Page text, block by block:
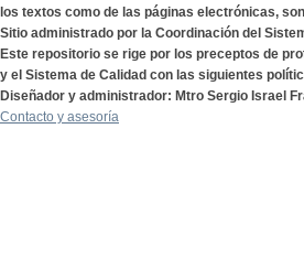
los textos como de las páginas electrónicas,
Sitio administrado por la Coordinación del
Este repositorio se rige por los preceptos de
y el Sistema de Calidad con las siguientes
Diseñador y administrador: Mtro Sergio Israel
Contacto y asesoría